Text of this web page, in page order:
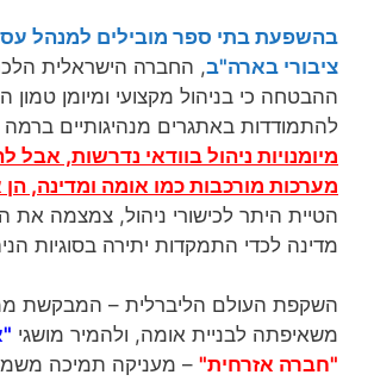
בהשפעת בתי ספר מובילים למנהל
ציבורי בארה"ב, החברה הישראלית
ההבטחה כי בניהול מקצועי ומיומן
להתמודדות באתגרים מנהיגותיים
מיומנויות ניהול בוודאי נדרשות, אבל
מערכות מורכבות כמו אומה ומדינה, הן
הטיית היתר לכישורי ניהול, צמצמה את
מדינה לכדי התמקדות יתירה בסוגיות
השקפת העולם הליברלית – המבקשת
משאיפתה לבניית אומה, ולהמיר מושגי
"חברה אזרחית" – מעניקה תמיכה